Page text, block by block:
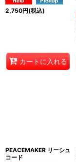
2,750円(税込)
カートに入れる
PEACEMAKER リーシュ
コード